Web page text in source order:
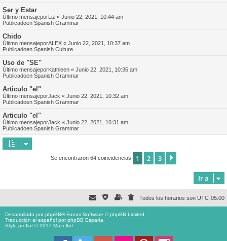
Ser y Estar
Último mensajeporLiz « Junio 22, 2021, 10:44 am
Publicadoen Spanish Grammar
Chido
Último mensajeporALEX « Junio 22, 2021, 10:37 am
Publicadoen Spanish Culture
Uso de "SE"
Último mensajeporKathleen « Junio 22, 2021, 10:35 am
Publicadoen Spanish Grammar
Articulo "el"
Último mensajeporJack « Junio 22, 2021, 10:32 am
Publicadoen Spanish Grammar
Articulo "el"
Último mensajeporJack « Junio 22, 2021, 10:31 am
Publicadoen Spanish Grammar
Se encontraron 64 coincidencias 1 2 3
Ir a
Todos los horarios son UTC-05:00
Desarrollado porphpBB® Forum Software © phpBB Limited
Traducción al español porphpBB España
Style proflat © 2017 Mazeltof